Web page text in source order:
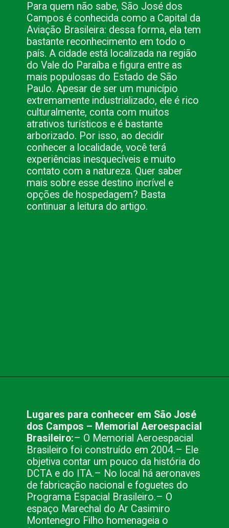
Para quem não sabe, São José dos
Campos é conhecida como a Capital da
Aviação Brasileira: dessa forma, ela tem
bastante reconhecimento em todo o
país. A cidade está localizada na região
do Vale do Paraíba e figura entre as
mais populosas do Estado de São
Paulo. Apesar de ser um município
extremamente industrializado, ele é rico
culturalmente, conta com muitos
atrativos turísticos e é bastante
arborizado. Por isso, ao decidir
conhecer a localidade, você terá
experiências inesquecíveis e muito
contato com a natureza. Quer saber
mais sobre esse destino incrível e
opções de hospedagem? Basta
continuar a leitura do artigo.
Lugares para conhecer em São José
dos Campos – Memorial Aeroespacial
Brasileiro:– O Memorial Aeroespacial
Brasileiro foi construído em 2004.– Ele
objetiva contar um pouco da história do
DCTA e do ITA.– No local há aeronaves
de fabricação nacional e foguetes do
Programa Espacial Brasileiro.– O
espaço Marechal do Ar Casimiro
Montenegro Filho homenageia o